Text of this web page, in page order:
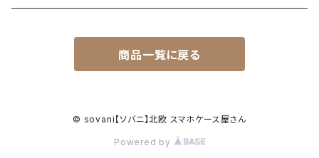
シンプル・幾何学模様
名入れが出来るデザイン
透明・クリアグリップケース
強化ガラス（9H）ケース
iPhone 15 / 14 シリーズ
iPhone 13 / 12 ～以前
商品一覧に戻る
© sovani【ソバニ】北欧 スマホケース屋さん
Powered by